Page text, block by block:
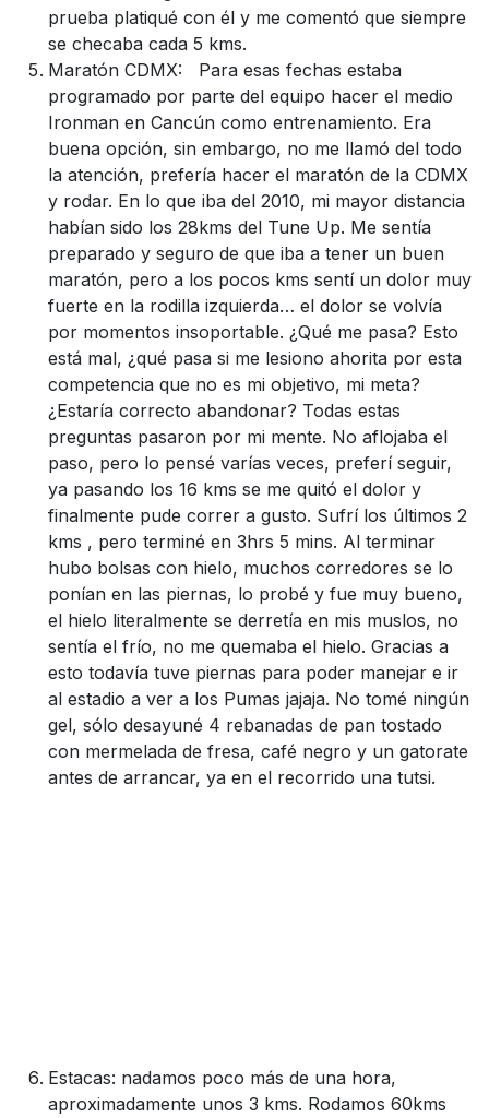
prueba platiqué con él y me comentó que siempre
se checaba cada 5 kms.
Maratón CDMX: Para esas fechas estaba
programado por parte del equipo hacer el medio
Ironman en Cancún como entrenamiento. Era
buena opción, sin embargo, no me llamó del todo
la atención, prefería hacer el maratón de la CDMX
y rodar. En lo que iba del 2010, mi mayor distancia
habían sido los 28kms del Tune Up. Me sentía
preparado y seguro de que iba a tener un buen
maratón, pero a los pocos kms sentí un dolor muy
fuerte en la rodilla izquierda… el dolor se volvía
por momentos insoportable. ¿Qué me pasa? Esto
está mal, ¿qué pasa si me lesiono ahorita por esta
competencia que no es mi objetivo, mi meta?
¿Estaría correcto abandonar? Todas estas
preguntas pasaron por mi mente. No aflojaba el
paso, pero lo pensé varías veces, preferí seguir,
ya pasando los 16 kms se me quitó el dolor y
finalmente pude correr a gusto. Sufrí los últimos 2
kms , pero terminé en 3hrs 5 mins. Al terminar
hubo bolsas con hielo, muchos corredores se lo
ponían en las piernas, lo probé y fue muy bueno,
el hielo literalmente se derretía en mis muslos, no
sentía el frío, no me quemaba el hielo. Gracias a
esto todavía tuve piernas para poder manejar e ir
al estadio a ver a los Pumas jajaja. No tomé ningún
gel, sólo desayuné 4 rebanadas de pan tostado
con mermelada de fresa, café negro y un gatorate
antes de arrancar, ya en el recorrido una tutsi.
Estacas: nadamos poco más de una hora,
aproximadamente unos 3 kms. Rodamos 60kms